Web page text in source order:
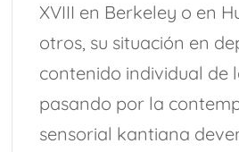
XVIII en Berkeley o en
otros, su situación en
contenido individual de
pasando por la
sensorial kantiana